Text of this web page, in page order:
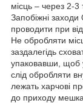
місць – через 2-3
Запобіжні
проводити при
Не обробляти
заздалегідь
упаковавши, щоб
слід обробляти
лежать харчові
до приходу